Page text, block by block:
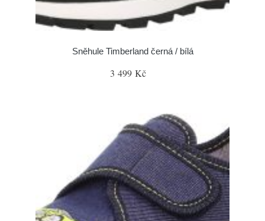
Sněhule Timberland černá / bílá
3 499 Kč